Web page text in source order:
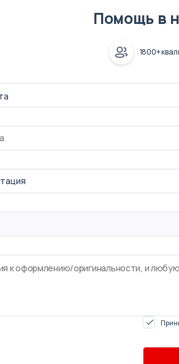
Помощь в
1800+